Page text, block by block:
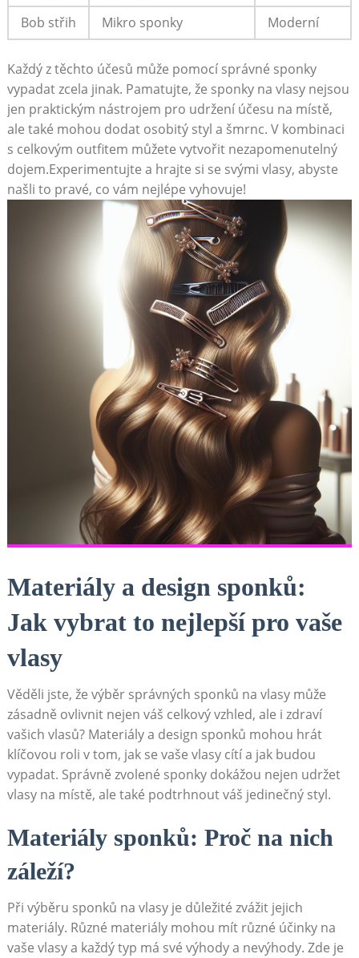
Bob střih Mikro sponky Moderní
Každý z těchto účesů může pomocí​ správné‌ sponky
vypadat zcela jinak. Pamatujte, že ⁤sponky na vlasy nejsou
jen praktickým nástrojem pro udržení ⁢účesu⁤ na místě,
ale také mohou dodat ⁤osobitý styl a ⁢šmrnc. V kombinaci
s celkovým outfitem můžete vytvořit nezapomenutelný
dojem.Experimentujte a hrajte si se svými vlasy, abyste
našli to pravé, co vám nejlépe vyhovuje!
Materiály a design⁤ sponků:
Jak vybrat to nejlepší pro‍ vaše
vlasy
Věděli jste, že výběr správných sponků na vlasy může
zásadně ​ovlivnit nejen váš celkový​ vzhled, ale i zdraví
vašich vlasů? Materiály a design sponků mohou hrát
klíčovou roli‍ v tom, jak se vaše vlasy cítí ⁣a jak ​budou
vypadat. ‍Správně zvolené sponky dokážou nejen ‌udržet
vlasy na⁤ místě, ale také podtrhnout váš jedinečný styl.
Materiály sponků: Proč na nich
záleží?
Při výběru sponků ⁢na vlasy je důležité zvážit jejich‍
materiály. Různé materiály mohou mít různé účinky na
⁤vaše vlasy a každý ​typ má ⁢své výhody a ⁣nevýhody. Zde je